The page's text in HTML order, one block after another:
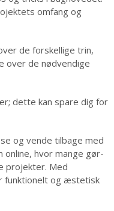
omfang og
de forskellige trin,
over de nødvendige
dette kan spare dig for
og vende tilbage med
hvor mange gør-
projekter. Med
funktionelt og æstetisk